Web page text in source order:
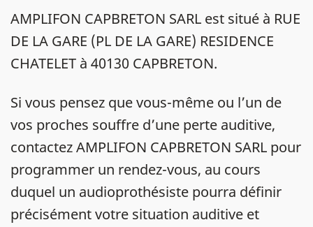
AMPLIFON CAPBRETON SARL est situé à RUE
DE LA GARE (PL DE LA GARE) RESIDENCE
CHATELET à 40130 CAPBRETON.
Si vous pensez que vous-même ou l’un de
vos proches souffre d’une perte auditive,
contactez AMPLIFON CAPBRETON SARL pour
programmer un rendez-vous, au cours
duquel un audioprothésiste pourra définir
précisément votre situation auditive et